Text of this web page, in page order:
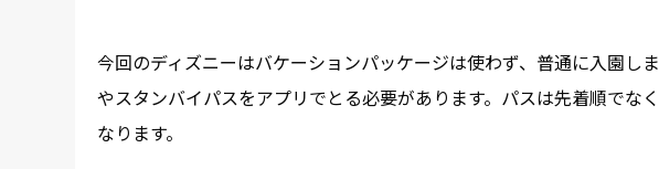
今回のディズニーはバケーションパッケージは使わず、普通に入園し
やスタンバイパスをアプリでとる必要があります。パスは先着順でな
なります。